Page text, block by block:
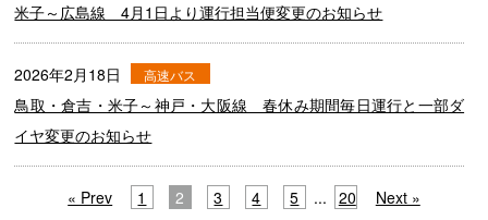
米子～広島線 4月1日より運行担当便変更のお知らせ
2026年2月18日 高速バス
鳥取・倉吉・米子～神戸・大阪線 春休み期間毎日運行と一部ダ
イヤ変更のお知らせ
« Prev 1 2 3 4 5 ... 20 Next »